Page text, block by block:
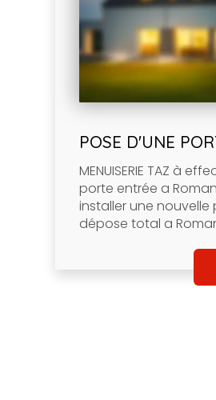
POSE D'UNE
MENUISERIE TAZ à
porte entrée a
installer une
dépose total a